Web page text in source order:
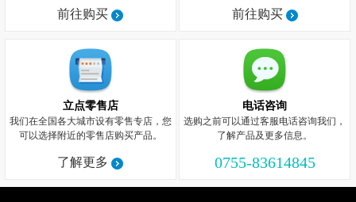
前往购买 前往购买
立点零售店
我们在全国各大城市设有零售专店，您
可以选择附近的零售店购买产品。
了解更多
电话咨询
选购之前可以通过客服电话咨询我们，
了解产品及更多信息。
0755-83614845